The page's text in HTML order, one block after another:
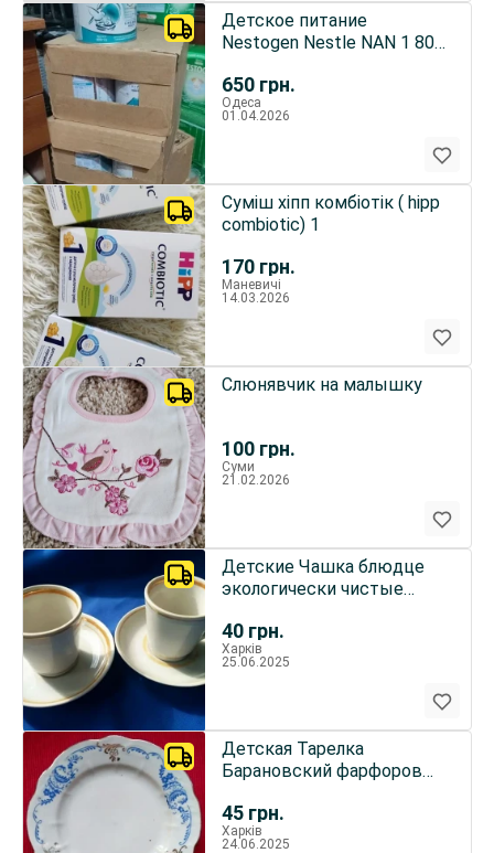
650 грн.
Детское питание
Nestogen Nestle NAN 1 800
Одеса
01.04.2026
170 грн.
Суміш хіпп комбіотік ( hipp
combiotic) 1
Маневичі
14.03.2026
100 грн.
Слюнявчик на малышку
Суми
21.02.2026
40 грн.
Детские Чашка блюдце
экологически чистые
Харків
25.06.2025
45 грн.
Детская Тарелка
Барановский фарфоровый
Харків
24.06.2025